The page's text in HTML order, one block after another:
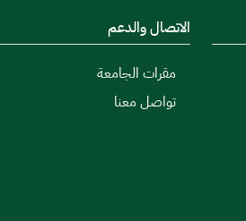
الاتصال والدعم
مقرات الجامعة
تواصل معنا